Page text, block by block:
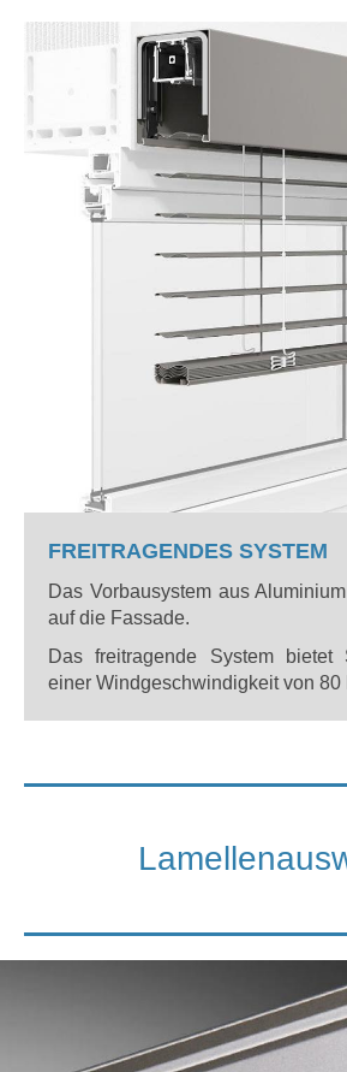
FREITRAGENDES SYSTEM
Das Vorbausystem aus
auf die Fassade.
Das freitragende System
einer Windgeschwindigkeit von 80